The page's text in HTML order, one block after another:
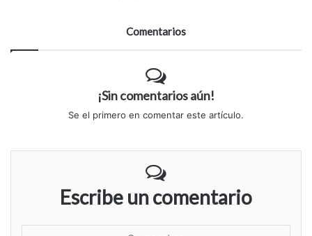
Comentarios
¡Sin comentarios aún!
Se el primero en comentar este artículo.
Escribe un comentario